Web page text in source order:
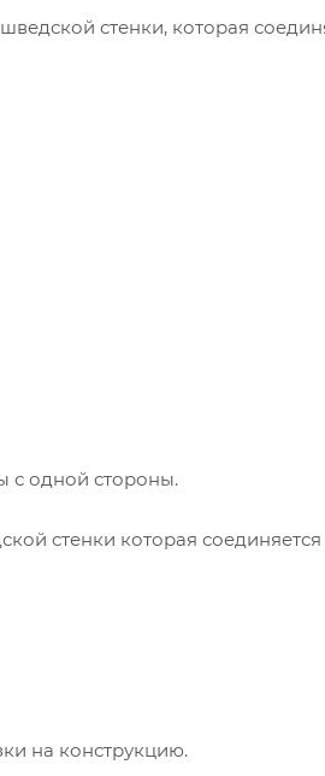
стенки, которая
с одной стороны.
стенки которая
на конструкцию.